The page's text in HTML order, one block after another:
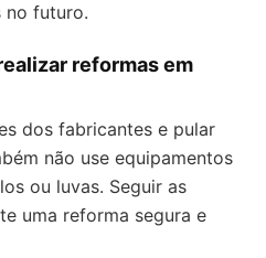
no futuro.
reformas em
dos fabricantes e pular
não use equipamentos
ou luvas. Seguir as
uma reforma segura e